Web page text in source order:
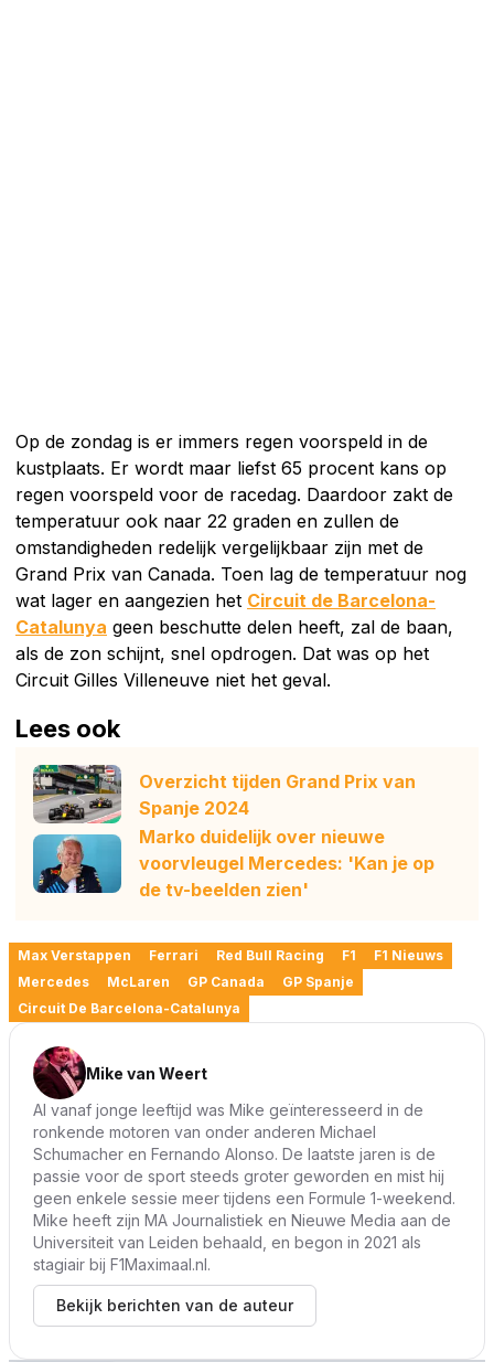
Op de zondag is er immers regen voorspeld in de
kustplaats. Er wordt maar liefst 65 procent kans op
regen voorspeld voor de racedag. Daardoor zakt de
temperatuur ook naar 22 graden en zullen de
omstandigheden redelijk vergelijkbaar zijn met de
Grand Prix van Canada. Toen lag de temperatuur nog
wat lager en aangezien het Circuit de Barcelona-
Catalunya geen beschutte delen heeft, zal de baan,
als de zon schijnt, snel opdrogen. Dat was op het
Circuit Gilles Villeneuve niet het geval.
Lees ook
Overzicht tijden Grand Prix van
Spanje 2024
Marko duidelijk over nieuwe
voorvleugel Mercedes: 'Kan je op
de tv-beelden zien'
Max Verstappen Ferrari Red Bull Racing F1
F1 Nieuws
Mercedes
McLaren GP Canada
GP Spanje
Circuit De Barcelona-Catalunya
Mike van Weert
Al vanaf jonge leeftijd was Mike geïnteresseerd in de
ronkende motoren van onder anderen Michael
Schumacher en Fernando Alonso. De laatste jaren is de
passie voor de sport steeds groter geworden en mist hij
geen enkele sessie meer tijdens een Formule 1-weekend.
Mike heeft zijn MA Journalistiek en Nieuwe Media aan de
Universiteit van Leiden behaald, en begon in 2021 als
stagiair bij F1Maximaal.nl.
Bekijk berichten van de auteur